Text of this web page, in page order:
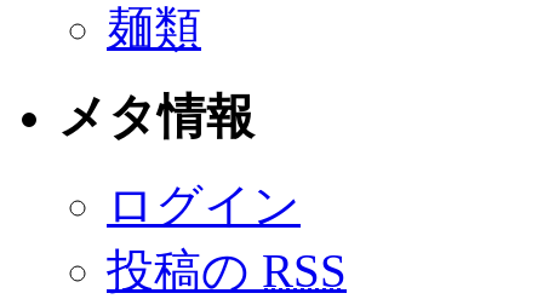
麺類
メタ情報
ログイン
投稿の RSS